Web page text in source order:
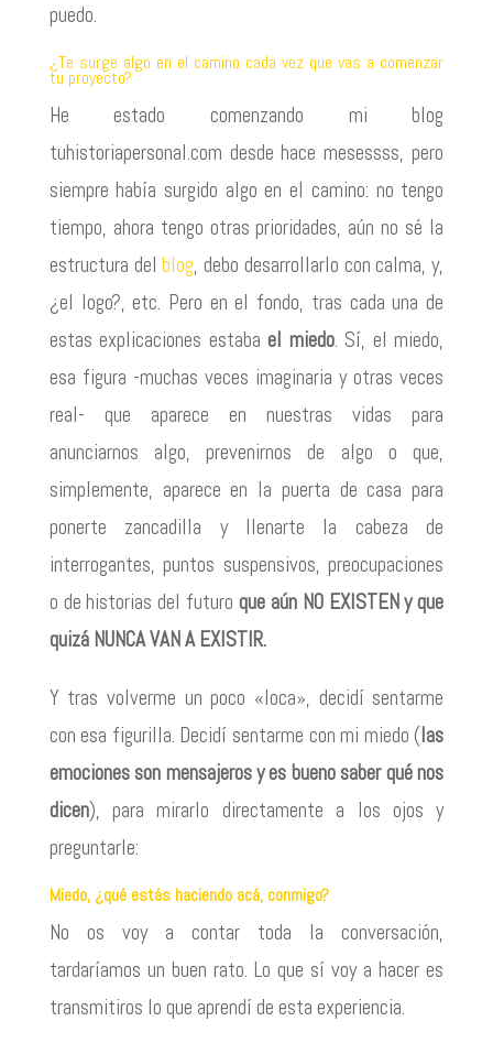
puedo.
¿Te surge algo en el camino cada vez que vas a comenzar
tu proyecto?
He estado comenzando mi blog
tuhistoriapersonal.com desde hace mesessss, pero
siempre había surgido algo en el camino: no tengo
tiempo, ahora tengo otras prioridades, aún no sé la
estructura delblog, debo desarrollarlo con calma, y,
¿el logo?, etc. Pero en el fondo, tras cada una de
estas explicaciones estabael miedo. Sí, el miedo,
esa figura -muchas veces imaginaria y otras veces
real- que aparece en nuestras vidas para
anunciarnos algo, prevenirnos de algo o que,
simplemente, aparece en la puerta de casa para
ponerte zancadilla y llenarte la cabeza de
interrogantes, puntos suspensivos, preocupaciones
o de historias del futuro que aún NO EXISTEN y que
quizá NUNCA VAN A EXISTIR.
Y tras volverme un poco «loca», decidí sentarme
con esa figurilla. Decidí sentarme con mi miedo (las
emociones son mensajeros y es bueno saber qué nos
dicen), para mirarlo directamente a los ojos y
preguntarle:
Miedo, ¿qué estás haciendo acá, conmigo?
No os voy a contar toda la conversación,
tardaríamos un buen rato. Lo que sí voy a hacer es
transmitiros lo que aprendí de esta experiencia.